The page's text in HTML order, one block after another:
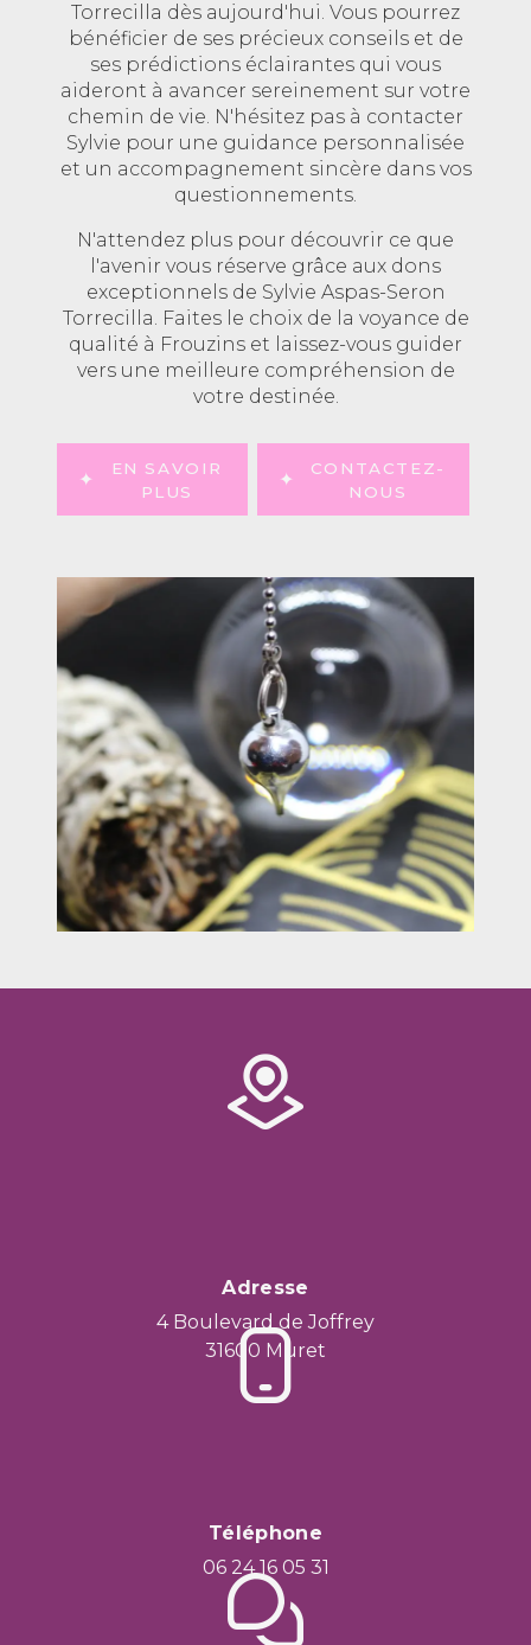
Torrecilla dès aujourd'hui. Vous pourrez
bénéficier de ses précieux conseils et de
ses prédictions éclairantes qui vous
aideront à avancer sereinement sur votre
chemin de vie. N'hésitez pas à contacter
Sylvie pour une guidance personnalisée
et un accompagnement sincère dans vos
questionnements.
N'attendez plus pour découvrir ce que
l'avenir vous réserve grâce aux dons
exceptionnels de Sylvie Aspas-Seron
Torrecilla. Faites le choix de la voyance de
qualité à Frouzins et laissez-vous guider
vers une meilleure compréhension de
votre destinée.
EN SAVOIR
PLUS
CONTACTEZ-
NOUS
Adresse
4 Boulevard de Joffrey
31600 Muret
Téléphone
06 24 16 05 31